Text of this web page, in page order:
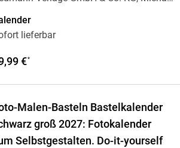
lieferbar
€*
Malen-Basteln Bastelkalender
groß 2027: Fotokalender
Selbstgestalten. Do-it-yourself